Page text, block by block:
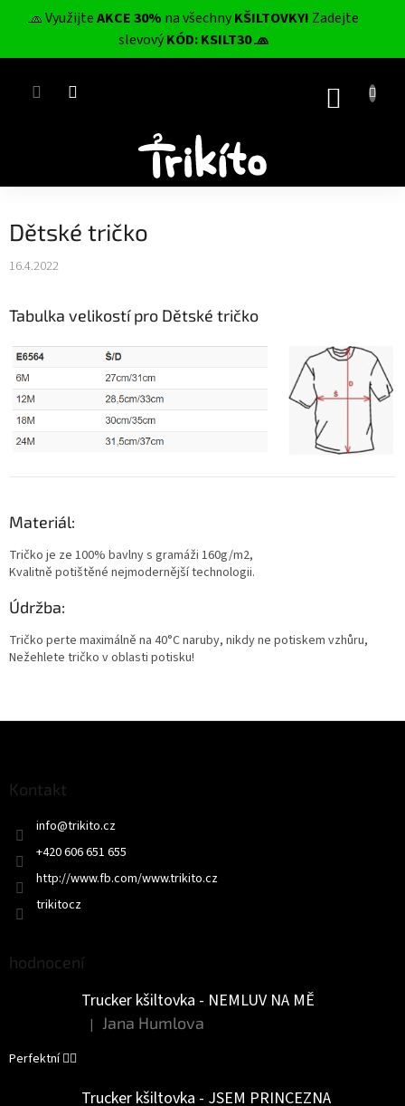
🧢 VyužijteAKCE 30% na všechnyKŠILTOVKY! Zadejte
slevovýKÓD: KSILT30 🧢
CZK
Dětské tričko
16.4.2022
Tabulka velikostí pro Dětské tričko
Materiál:
Tričko je ze 100% bavlny s gramáži 160g/m2,
Kvalitně potištěné nejmodernější technologii.
Údržba:
Tričko perte maximálně na 40°C naruby, nikdy ne potiskem vzhůru,
Nežehlete tričko v oblasti potisku!
Kontakt
info@trikito.cz
+420 606 651 655
http://www.fb.com/www.trikito.cz
trikitocz
hodnocení
Trucker kšiltovka - NEMLUV NA MĚ
Hodnocení produktu je 5 z 5 hvězdiček.
| Jana Humlova
Perfektní 👌🏻
Trucker kšiltovka - JSEM PRINCEZNA